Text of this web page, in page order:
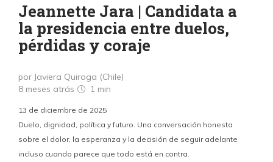
Jeannette Jara | Candidata a
la presidencia entre duelos,
pérdidas y coraje
por Javiera Quiroga (Chile)
8 meses atrás
1 min
13 de diciembre de 2025
Duelo, dignidad, política y futuro. Una conversación honesta
sobre el dolor, la esperanza y la decisión de seguir adelante
incluso cuando parece que todo está en contra.